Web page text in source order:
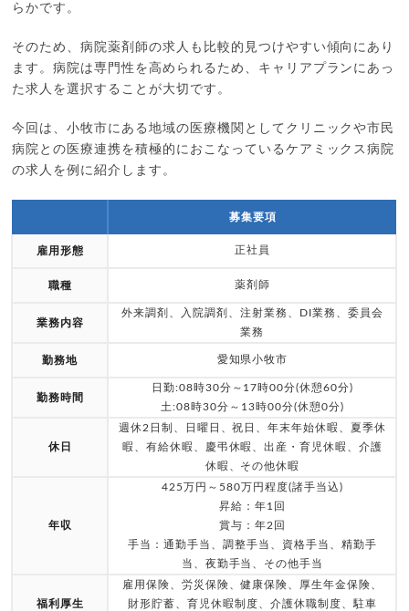
らかです。
そのため、病院薬剤師の求人も比較的見つけやすい傾向にあり
ます。病院は専門性を高められるため、キャリアプランにあっ
た求人を選択することが大切です。
今回は、小牧市にある地域の医療機関としてクリニックや市民
病院との医療連携を積極的におこなっているケアミックス病院
の求人を例に紹介します。
募集要項
雇用形態 正社員
職種 薬剤師
業務内容
外来調剤、入院調剤、注射業務、DI業務、委員会
業務
勤務地 愛知県小牧市
勤務時間
日勤:08時30分～17時00分(休憩60分)
土:08時30分～13時00分(休憩0分)
休日
週休2日制、日曜日、祝日、年末年始休暇、夏季休
暇、有給休暇、慶弔休暇、出産・育児休暇、介護
休暇、その他休暇
年収
425万円～580万円程度(諸手当込)
昇給：年1回
賞与：年2回
手当：通勤手当、調整手当、資格手当、精勤手
当、夜勤手当、その他手当
福利厚生
雇用保険、労災保険、健康保険、厚生年金保険、
財形貯蓄、育児休暇制度、介護休職制度、駐車